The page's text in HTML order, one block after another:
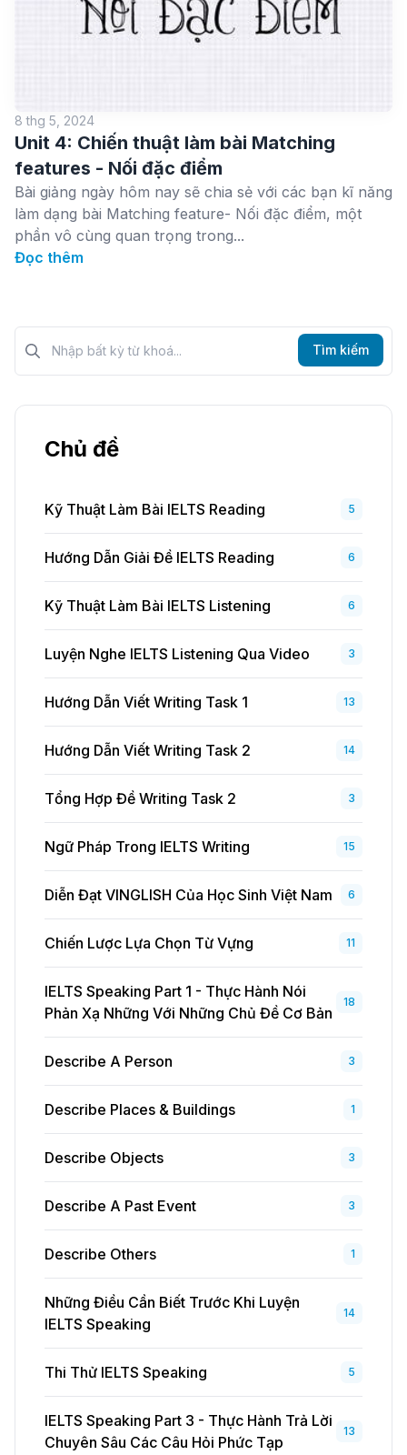
8 thg 5, 2024
Unit 4: Chiến thuật làm bài Matching
features - Nối đặc điểm
Bài giảng ngày hôm nay sẽ chia sẻ với các bạn kĩ năng
làm dạng bài Matching feature- Nối đặc điểm, một
phần vô cùng quan trọng trong...
Đọc thêm
Tìm kiếm?>
Tìm kiếm
Chủ đề
Kỹ Thuật Làm Bài IELTS Reading 5
Hướng Dẫn Giải Đề IELTS Reading 6
Kỹ Thuật Làm Bài IELTS Listening 6
Luyện Nghe IELTS Listening Qua Video 3
Hướng Dẫn Viết Writing Task 1 13
Hướng Dẫn Viết Writing Task 2 14
Tổng Hợp Đề Writing Task 2 3
Ngữ Pháp Trong IELTS Writing 15
Diễn Đạt VINGLISH Của Học Sinh Việt Nam 6
Chiến Lược Lựa Chọn Từ Vựng 11
IELTS Speaking Part 1 - Thực Hành Nói
Phản Xạ Những Với Những Chủ Đề Cơ Bản
18
Describe A Person 3
Describe Places & Buildings 1
Describe Objects 3
Describe A Past Event 3
Describe Others 1
Những Điều Cần Biết Trước Khi Luyện
IELTS Speaking
14
Thi Thử IELTS Speaking 5
IELTS Speaking Part 3 - Thực Hành Trả Lời
Chuyên Sâu Các Câu Hỏi Phức Tạp
13